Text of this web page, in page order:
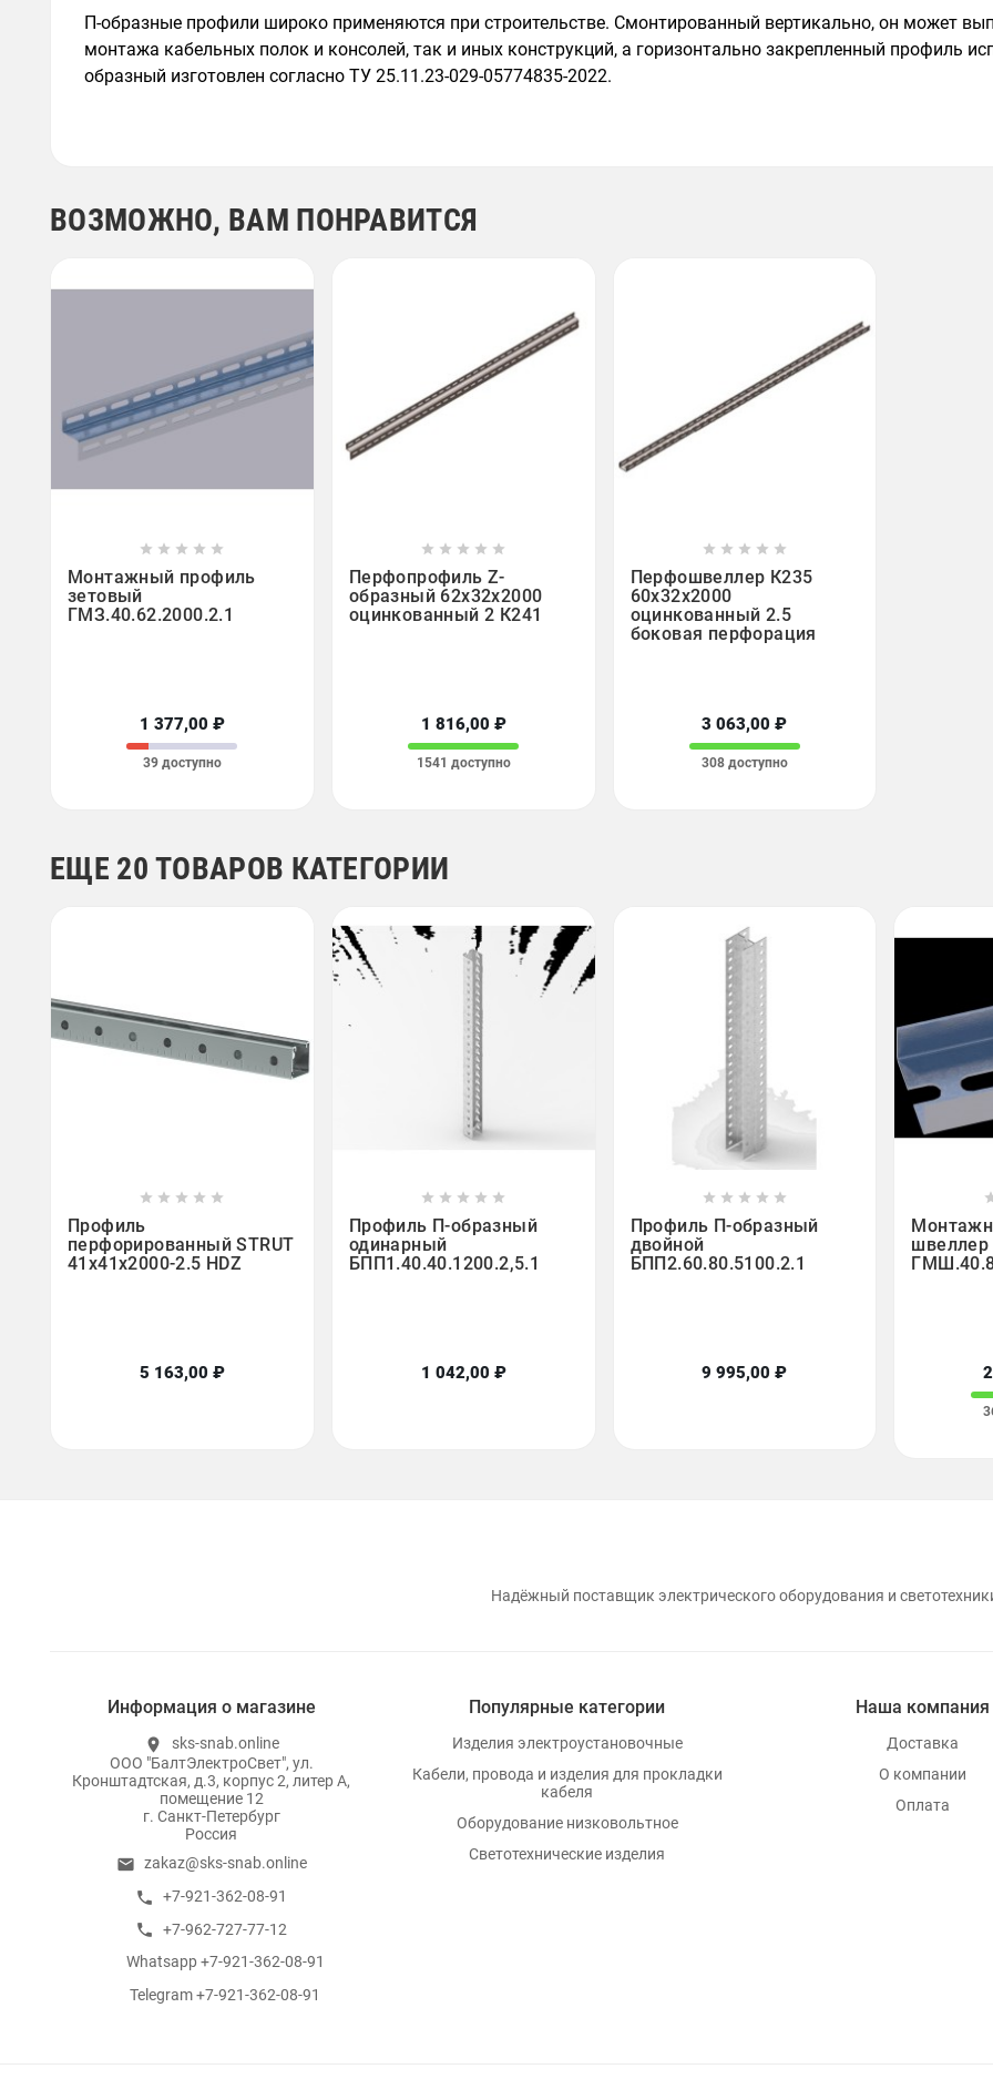
П-образные профили широко применяются при строительстве. Смонтированный вертикально, он может
монтажа кабельных полок и консолей, так и иных конструкций, а горизонтально закрепленный профиль
образный изготовлен согласно ТУ 25.11.23-029-05774835-2022.
ВОЗМОЖНО, ВАМ ПОНРАВИТСЯ
    
Монтажный профиль
зетовый
ГМЗ.40.62.2000.2.1
1 377,00 ₽
39 доступно
    
Перфопрофиль Z-
образный 62х32х2000
оцинкованный 2 К241
1 816,00 ₽
1541 доступно
    
Перфошвеллер К235
60х32х2000
оцинкованный 2.5
боковая перфорация
3 063,00 ₽
308 доступно
ЕЩЕ 20 ТОВАРОВ КАТЕГОРИИ
    
Профиль
перфорированный STRUT
41x41х2000-2.5 HDZ
5 163,00 ₽
    
Профиль П-образный
одинарный
БПП1.40.40.1200.2,5.1
1 042,00 ₽
    
Профиль П-образный
двойной
БПП2.60.80.5100.2.1
9 995,00 ₽
швеллер
Надёжный поставщик электрического оборудования и
Информация о магазине
location_on
sks-snab.online
ООО "БалтЭлектроСвет", ул.
Кронштадтская, д.3, корпус 2, литер А,
помещение 12
г. Санкт-Петербург
Россия
email zakaz@sks-snab.online
call +7-921-362-08-91
call +7-962-727-77-12
whatsapp
Whatsapp +7-921-362-08-91
whatsapp
Telegram +7-921-362-08-91
Популярные категории
Изделия электроустановочные
Кабели, провода и изделия для прокладки
кабеля
Оборудование низковольтное
Светотехнические изделия
Наша компания
Доставка
О компании
Оплата